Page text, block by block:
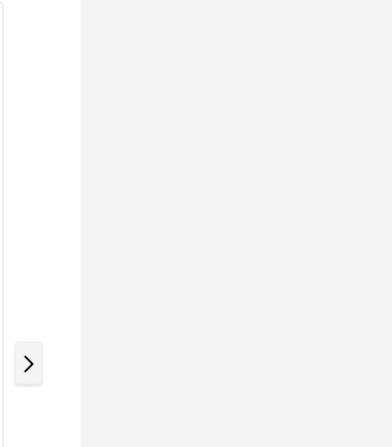
27X15X20.2 Cm 5.3 Lts
Polipropileno Blanca Nitron